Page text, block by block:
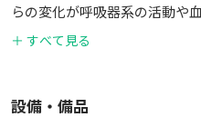
らの変化が呼吸器系の活動や
化に対し身体が順応しようと
当店は、機械的なオフィスで
＋ すべて見る
設備・備品